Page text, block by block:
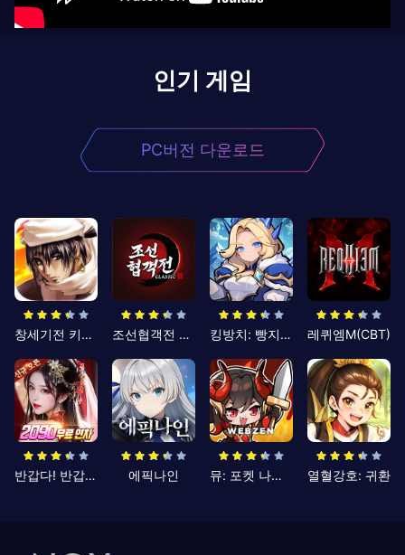
인기 게임
PC버전 다운로드
창세기전 키우기 조선협객전 클래식 킹방치: 빵지의 제왕 레퀴엠M(CBT)
반갑다! 반갑삼국지 에픽나인 뮤: 포켓 나이츠 열혈강호: 귀환